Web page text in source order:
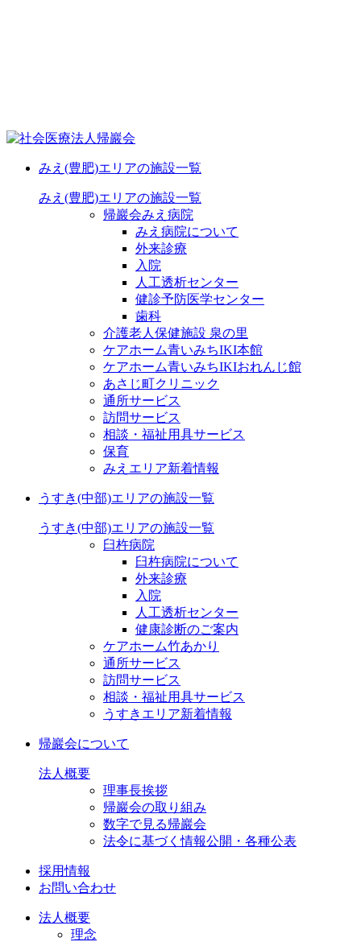
みえ(豊肥)エリアの施設一覧
みえ(豊肥)エリアの施設一覧
帰巖会みえ病院
みえ病院について
外来診療
入院
人工透析センター
健診予防医学センター
歯科
介護老人保健施設 泉の里
ケアホーム青いみちIKI本館
ケアホーム青いみちIKIおれんじ館
あさじ町クリニック
通所サービス
訪問サービス
相談・福祉用具サービス
保育
みえエリア新着情報
うすき(中部)エリアの施設一覧
うすき(中部)エリアの施設一覧
臼杵病院
臼杵病院について
外来診療
入院
人工透析センター
健康診断のご案内
ケアホーム竹あかり
通所サービス
訪問サービス
相談・福祉用具サービス
うすきエリア新着情報
帰巖会について
法人概要
理事長挨拶
帰巖会の取り組み
数字で見る帰巖会
法令に基づく情報公開・各種公表
採用情報
お問い合わせ
法人概要
理念